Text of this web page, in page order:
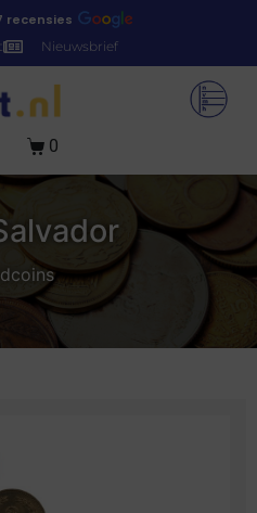
recensies
Nieuwsbrief
0